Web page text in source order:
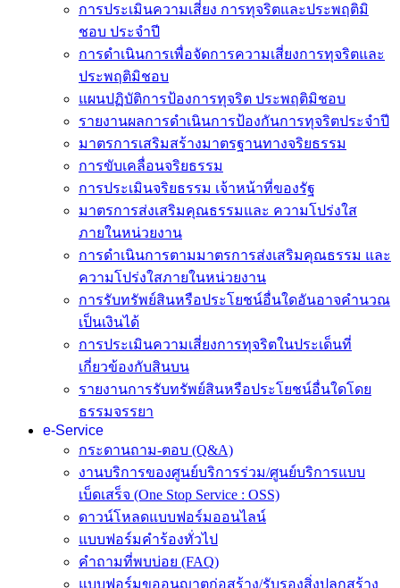
การประเมินความเสี่ยง การทุจริตและประพฤติมิ
ชอบ ประจำปี
การดำเนินการเพื่อจัดการความเสี่ยงการทุจริตและ
ประพฤติมิชอบ
แผนปฏิบัติการป้องการทุจริต ประพฤติมิชอบ
รายงานผลการดำเนินการป้องกันการทุจริตประจำปี
มาตรการเสริมสร้างมาตรฐานทางจริยธรรม
การขับเคลื่อนจริยธรรม
การประเมินจริยธรรม เจ้าหน้าที่ของรัฐ
มาตรการส่งเสริมคุณธรรมและ ความโปร่งใส
ภายในหน่วยงาน
การดำเนินการตามมาตรการส่งเสริมคุณธรรม และ
ความโปร่งใสภายในหน่วยงาน
การรับทรัพย์สินหรือประโยชน์อื่นใดอันอาจคำนวณ
เป็นเงินได้
การประเมินความเสี่ยงการทุจริตในประเด็นที่
เกี่ยวข้องกับสินบน
รายงานการรับทรัพย์สินหรือประโยชน์อื่นใดโดย
ธรรมจรรยา
e-Service
กระดานถาม-ตอบ (Q&A)
งานบริการของศูนย์บริการร่วม/ศูนย์บริการแบบ
เบ็ดเสร็จ (One Stop Service : OSS)
ดาวน์โหลดแบบฟอร์มออนไลน์
แบบฟอร์มคำร้องทั่วไป
คำถามที่พบบ่อย (FAQ)
แบบฟอร์มขออนูญาตก่อสร้าง/รับรองสิ่งปลูกสร้าง